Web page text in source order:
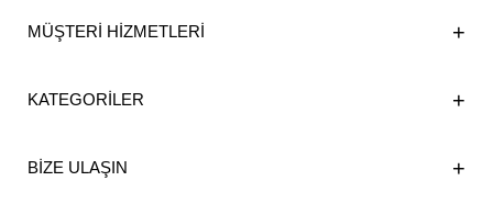
MÜŞTERİ HİZMETLERİ
KATEGORİLER
BİZE ULAŞIN